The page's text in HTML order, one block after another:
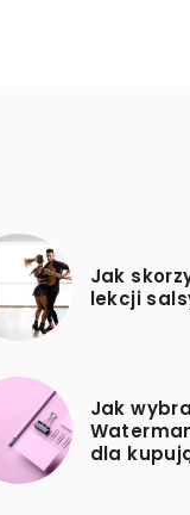
Jak
lekcji
Jak
dla